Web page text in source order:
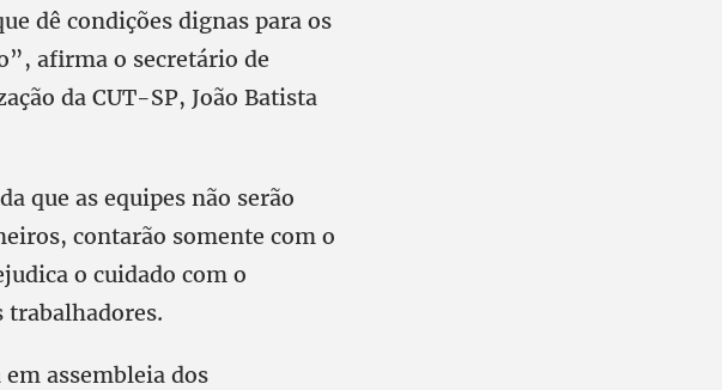
dê condições dignas para os
afirma o secretário de
da CUT-SP, João Batista
que as equipes não serão
contarão somente com o
o cuidado com o
trabalhadores.
assembleia dos